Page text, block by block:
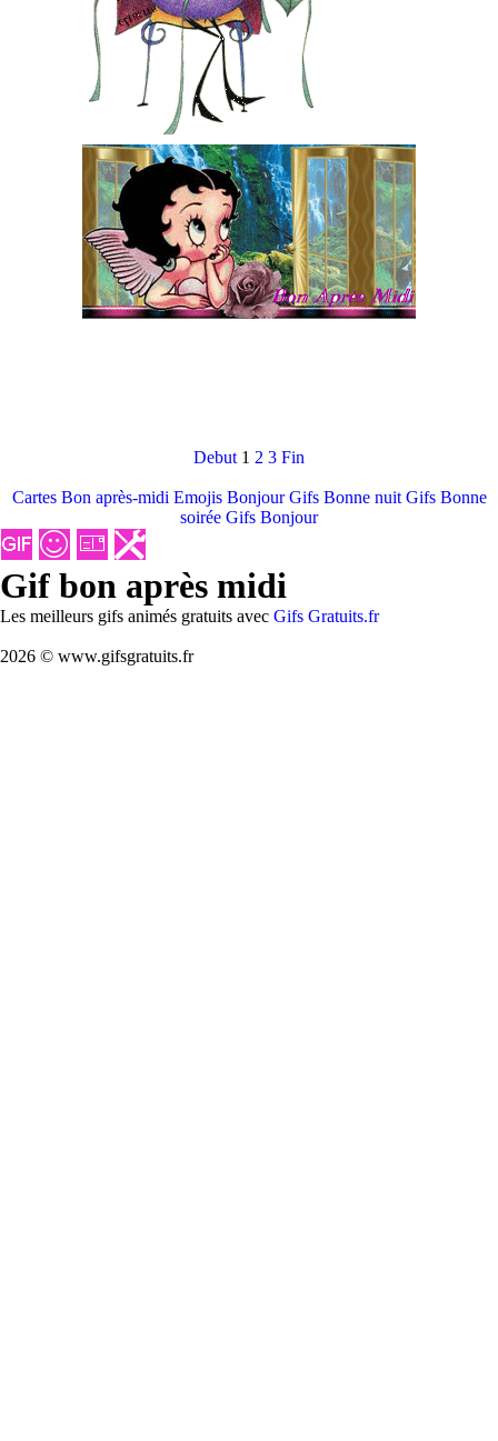
Debut 1 2 3 Fin
Cartes Bon après-midi Emojis Bonjour Gifs Bonne nuit Gifs Bonne
soirée Gifs Bonjour
Gif bon après midi
Les meilleurs gifs animés gratuits avec Gifs Gratuits.fr
2026 © www.gifsgratuits.fr